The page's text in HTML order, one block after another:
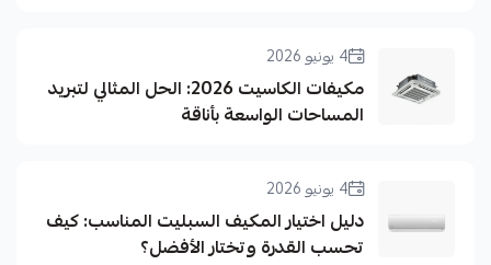
4 يونيو 2026
مكيفات الكاسيت 2026: الحل المثالي لتبريد
المساحات الواسعة بأناقة
4 يونيو 2026
دليل اختيار المكيف السبليت المناسب: كيف
تحسب القدرة وتختار الأفضل؟